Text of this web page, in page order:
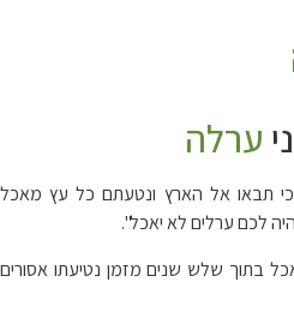
ערלה
תבאו אל הארץ ונטעתם כל עץ מאכל
לכם ערלים לא יאכל".
בתוך שלש שנים מזמן נטיעתו אסורים